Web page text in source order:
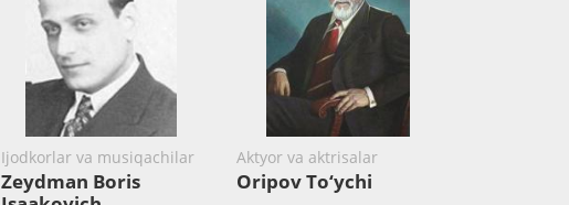
Ijodkorlar va musiqachilar
Zeydman Boris
Aktyor va aktrisalar
Oripov To‘ychi